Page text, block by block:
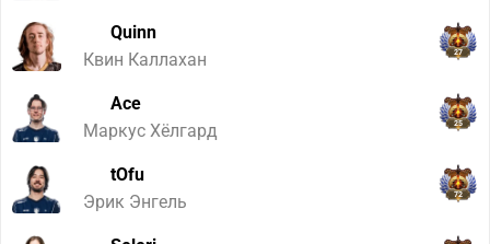
Quinn
Квин Каллахан
27
Ace
Маркус Хёлгард
25
tOfu
Эрик Энгель
72